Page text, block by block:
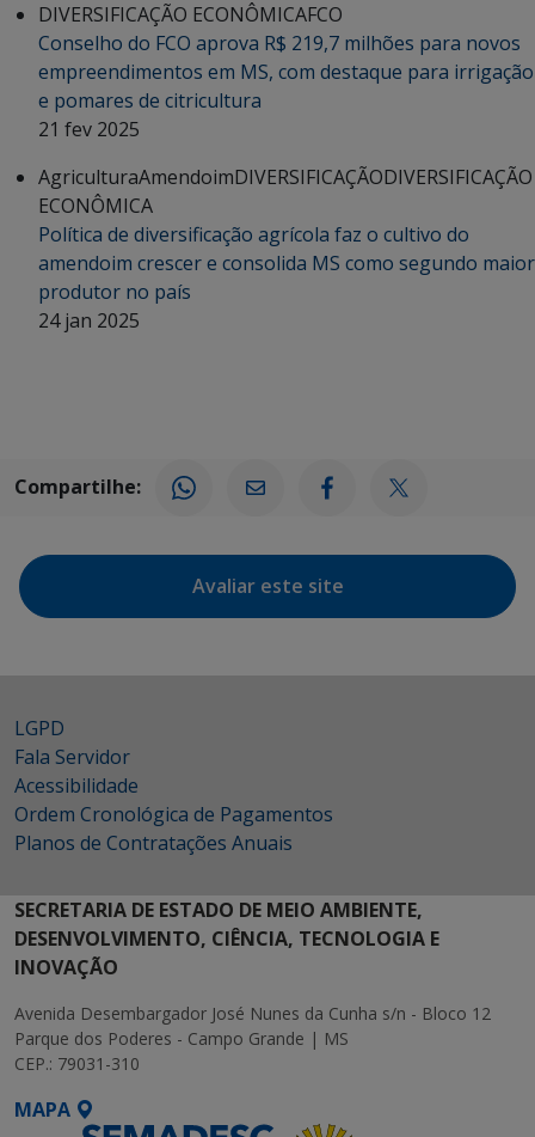
DIVERSIFICAÇÃO ECONÔMICAFCO
Conselho do FCO aprova R$ 219,7 milhões para novos
empreendimentos em MS, com destaque para irrigação
e pomares de citricultura
21 fev 2025
AgriculturaAmendoimDIVERSIFICAÇÃODIVERSIFICAÇÃO
ECONÔMICA
Política de diversificação agrícola faz o cultivo do
amendoim crescer e consolida MS como segundo maior
produtor no país
24 jan 2025
Compartilhe:
Avaliar este site
LGPD
Fala Servidor
Acessibilidade
Ordem Cronológica de Pagamentos
Planos de Contratações Anuais
SECRETARIA DE ESTADO DE MEIO AMBIENTE,
DESENVOLVIMENTO, CIÊNCIA, TECNOLOGIA E
INOVAÇÃO
Avenida Desembargador José Nunes da Cunha s/n - Bloco 12
Parque dos Poderes - Campo Grande | MS
CEP.: 79031-310
MAPA